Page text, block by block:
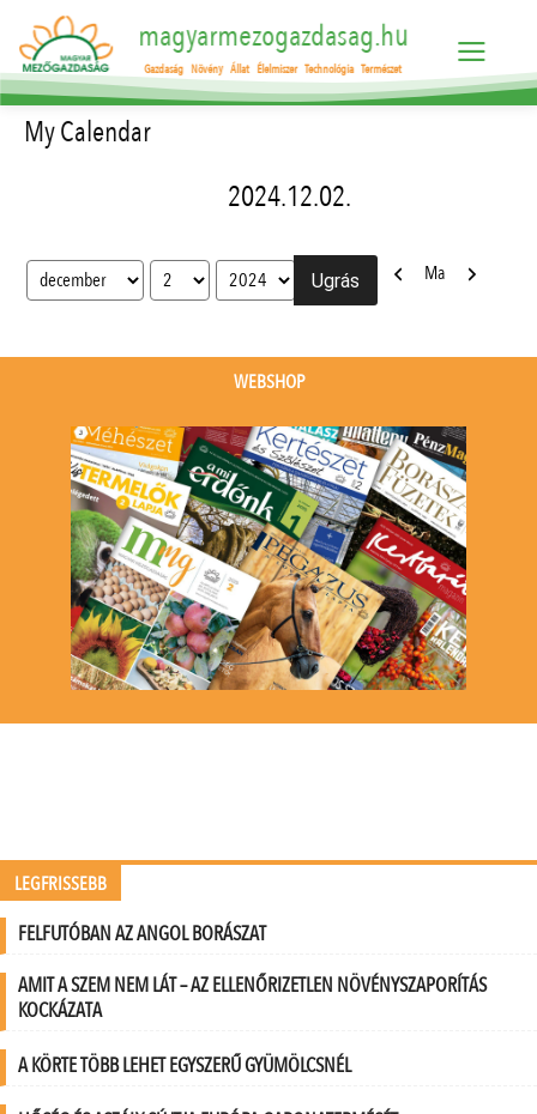
magyarmezogazdasag.hu
Gazdaság Növény Állat Élelmiszer Technológia Természet
My Calendar
2024.12.02.
Hónap
Nap
Év
Előző
Ma Következő
WEBSHOP
LEGFRISSEBB
FELFUTÓBAN AZ ANGOL BORÁSZAT
AMIT A SZEM NEM LÁT – AZ ELLENŐRIZETLEN NÖVÉNYSZAPORÍTÁS
KOCKÁZATA
A KÖRTE TÖBB LEHET EGYSZERŰ GYÜMÖLCSNÉL